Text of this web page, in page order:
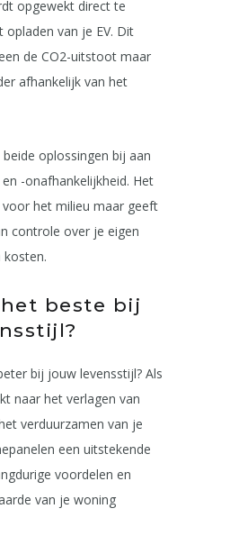
opgewekt direct te
opladen van je EV. Dit
de CO2-uitstoot maar
afhankelijk van het
oplossingen bij aan
-onafhankelijkheid. Het
het milieu maar geeft
controle over je eigen
kosten.
beste bij
bij jouw levensstijl? Als
naar het verlagen van
verduurzamen van je
een uitstekende
voordelen en
van je woning